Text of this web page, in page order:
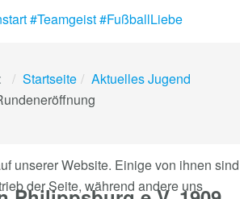
#Teamgeist#FußballLiebe
Startseite
Aktuelles Jugend
unserer Website. Einige von ihnen sind
der Seite, während andere uns